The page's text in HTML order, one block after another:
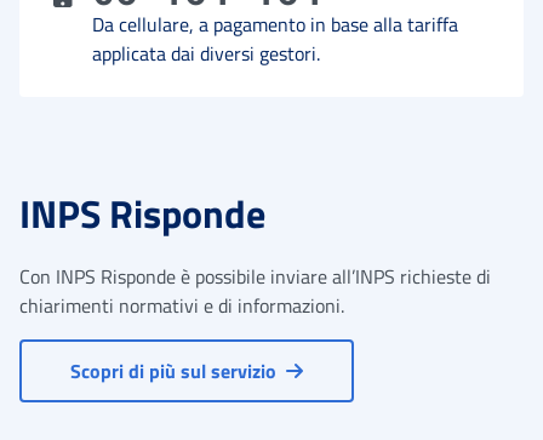
Da cellulare, a pagamento in base alla tariffa
applicata dai diversi gestori.
INPS Risponde
Con INPS Risponde è possibile inviare all’INPS richieste di
chiarimenti normativi e di informazioni.
Scopri di più sul servizio